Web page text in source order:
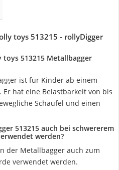
toys 513215 - rollyDigger
513215 Metallbagger
ist für Kinder ab einem
hat eine Belastbarkeit von bis
Schaufel und einen
513215 auch bei schwererem
werden?
der Metallbagger auch zum
verwendet werden.